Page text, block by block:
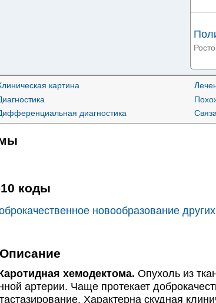
на
картина
диагностика
коды
новообразование
Описание
хемодектома. Опухоль из
артерии. Чаще протекает
Характерна скудная